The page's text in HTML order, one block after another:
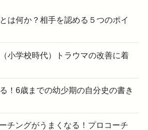
は何か？相手を認める５つのポイ
小学校時代）トラウマの改善に着
！6歳までの幼少期の自分史の書き
チングがうまくなる！プロコーチ